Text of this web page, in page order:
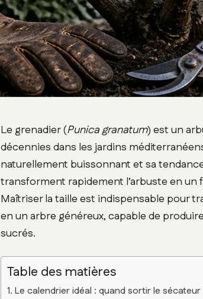
Le grenadier (Punica granatum) est un
décennies dans les jardins
naturellement buissonnant et sa
transforment rapidement l’arbuste en
Maîtriser la taille est indispensable pour
en un arbre généreux, capable de
sucrés.
Table des matières
Le calendrier idéal : quand sortir le sécateur